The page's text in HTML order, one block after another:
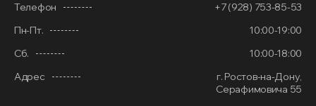
Телефон
+7 (928) 753-85-53
Пн-Пт.
10:00-19:00
Сб.
10:00-18:00
Адрес
г. Ростов-на-Дону,
Серафимовича 55